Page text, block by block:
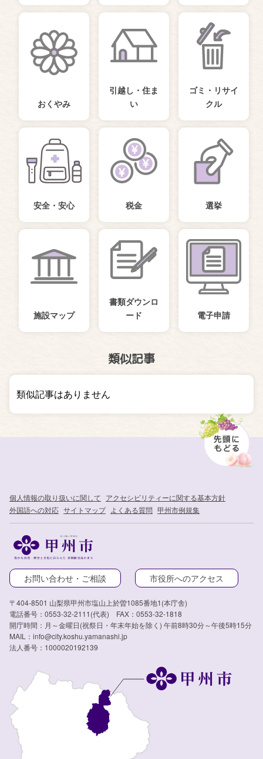
おくやみ
引越し・住ま
い
ゴミ・リサイ
クル
安全・安心 税金 選挙
施設マップ
書類ダウンロ
ード
電子申請
類似記事
類似記事はありません
個人情報の取り扱いに関して アクセシビリティーに関する基本方針
外国語への対応 サイトマップ よくある質問 甲州市例規集
お問い合わせ・ご相談 市役所へのアクセス
〒404-8501 山梨県甲州市塩山上於曽1085番地1(本庁舎)
電話番号：0553-32-2111(代表) FAX：0553-32-1818
開庁時間：月～金曜日(祝祭日・年末年始を除く) 午前8時30分～午後5時15分
MAIL：info@city.koshu.yamanashi.jp
法人番号：1000020192139